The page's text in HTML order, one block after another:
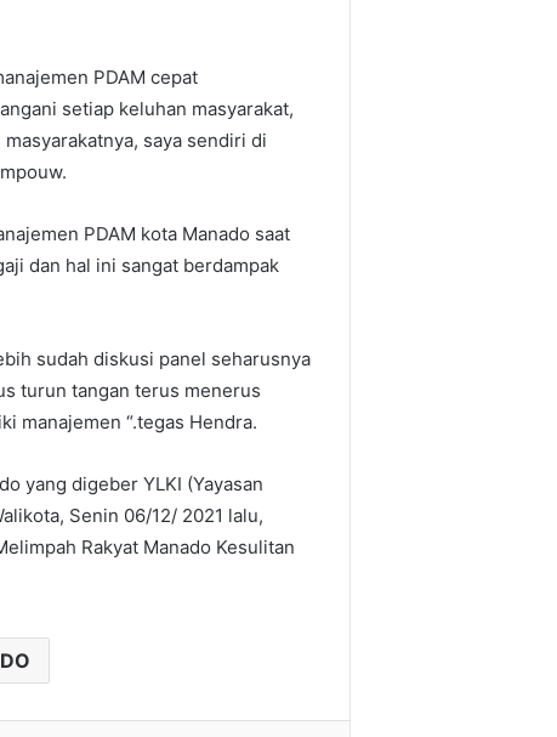
PDAM cepat
setiap keluhan masyarakat,
saya sendiri di
PDAM kota Manado saat
dan hal ini sangat berdampak
sudah diskusi panel seharusnya
turun tangan terus menerus
manajemen “.tegas Hendra.
yang digeber YLKI (Yayasan
Senin 06/12/ 2021 lalu,
Rakyat Manado Kesulitan